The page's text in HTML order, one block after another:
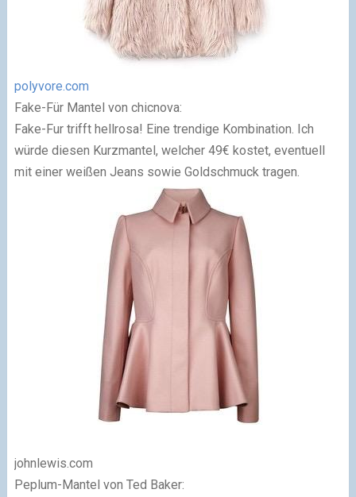
polyvore.com
Fake-Für Mantel von chicnova:
Fake-Fur trifft hellrosa! Eine trendige Kombination. Ich
würde diesen Kurzmantel, welcher 49€ kostet, eventuell
mit einer weißen Jeans sowie Goldschmuck tragen.
johnlewis.com
Peplum-Mantel von Ted Baker: